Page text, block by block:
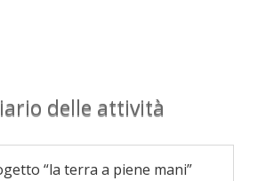
delle attività
“la terra a piene mani”